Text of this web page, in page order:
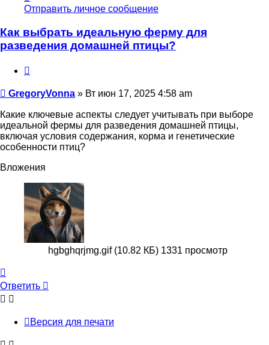
информация
пользователя
GregoryVonna
Отправить личное сообщение
Как выбрать идеальную ферму для
разведения домашней птицы?
Сообщение
GregoryVonna » Вт июн 17, 2025 4:58 am
Какие ключевые аспекты следует учитывать при выборе
идеальной фермы для разведения домашней птицы,
включая условия содержания, корма и генетические
особенности птиц?
Вложения
hgbghqrjmg.gif (10.82 КБ) 1331 просмотр
к
началу
Ответить
Версия для печати